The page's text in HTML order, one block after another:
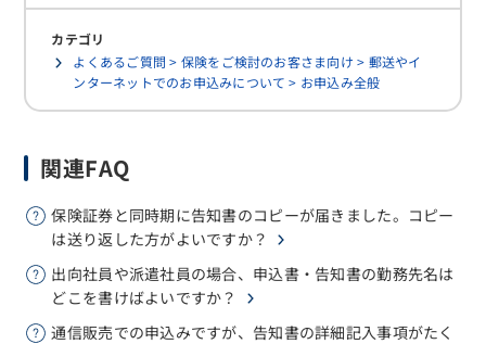
カテゴリ
よくあるご質問 > 保険をご検討のお客さま向け > 郵送やイ
ンターネットでのお申込みについて > お申込み全般
関連FAQ
保険証券と同時期に告知書のコピーが届きました。コピー
は送り返した方がよいですか？
出向社員や派遣社員の場合、申込書・告知書の勤務先名は
どこを書けばよいですか？
通信販売での申込みですが、告知書の詳細記入事項がたく